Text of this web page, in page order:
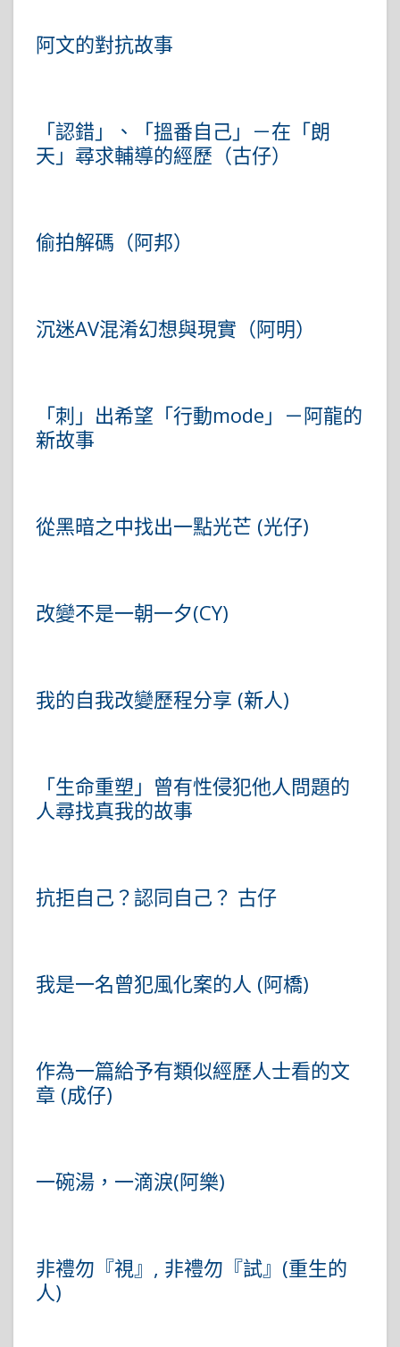
阿文的對抗故事
「認錯」、「搵番自己」－在「朗
天」尋求輔導的經歷（古仔）
偷拍解碼（阿邦）
沉迷AV混淆幻想與現實（阿明）
「刺」出希望「行動mode」－阿龍的
新故事
從黑暗之中找出一點光芒 (光仔)
改變不是一朝一夕(CY)
我的自我改變歷程分享 (新人)
「生命重塑」曾有性侵犯他人問題的
人尋找真我的故事
抗拒自己？認同自己？ 古仔
我是一名曾犯風化案的人 (阿橋)
作為一篇給予有類似經歷人士看的文
章 (成仔)
一碗湯，一滴淚(阿樂)
非禮勿『視』, 非禮勿『試』(重生的
人)